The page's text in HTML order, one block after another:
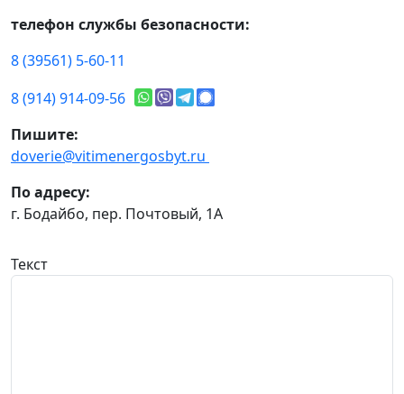
телефон службы безопасности:
8 (39561) 5-60-11
8 (914) 914-09-56
Пишите:
doverie@vitimenergosbyt.ru
По адресу:
г. Бодайбо, пер. Почтовый, 1А
Текст